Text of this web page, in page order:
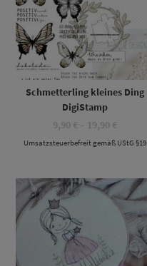
Schmetterling kleines Ding
DigiStamp
9,90 € – 19,90 €
bis
Umsatzsteuerbefreit gemäß UStG §19
Dieses Produkt weist mehrere Varianten auf. Die Optionen können auf der Produktseite gewählt werden